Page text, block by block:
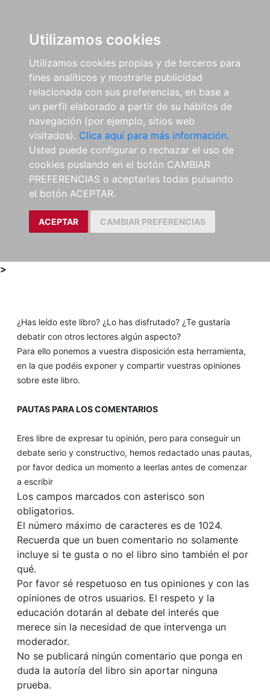
Utilizamos cookies
Utilizamos cookies propias y de terceros para
fines analíticos y mostrarle publicidad
relacionada con sus preferencias, en base a
un perfil elaborado a partir de su hábitos de
navegación (por ejemplo, sitios web
visitados). Clica aquí para más información.
Usted puede configurar o rechazar el uso de
cookies puslando en el botón CAMBIAR
PREFERENCIAS o aceptarlas todas pulsando
el botón ACEPTAR.
ACEPTAR CAMBIAR PREFERENCIAS
>
¿Has leído este libro? ¿Lo has disfrutado? ¿Te gustaría
debatir con otros lectores algún aspecto?
Para ello ponemos a vuestra disposición esta herramienta,
en la que podéis exponer y compartir vuestras opiniones
sobre este libro.
PAUTAS PARA LOS COMENTARIOS
Eres libre de expresar tu opinión, pero para conseguir un
debate serio y constructivo, hemos redactado unas pautas,
por favor dedica un momento a leerlas antes de comenzar
a escribir
Los campos marcados con asterisco son
obligatorios.
El número máximo de caracteres es de 1024.
Recuerda que un buen comentario no solamente
incluye si te gusta o no el libro sino también el por
qué.
Por favor sé respetuoso en tus opiniones y con las
opiniones de otros usuarios. El respeto y la
educación dotarán al debate del interés que
merece sin la necesidad de que intervenga un
moderador.
No se publicará ningún comentario que ponga en
duda la autoría del libro sin aportar ninguna
prueba.